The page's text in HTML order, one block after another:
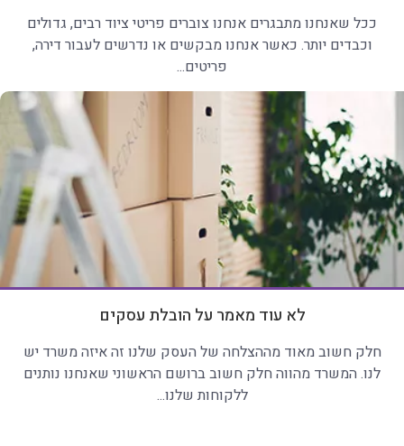
ככל שאנחנו מתבגרים אנחנו צוברים פריטי ציוד רבים, גדולים
וכבדים יותר. כאשר אנחנו מבקשים או נדרשים לעבור דירה,
פריטים...
לא עוד מאמר על הובלת עסקים
חלק חשוב מאוד מההצלחה של העסק שלנו זה איזה משרד יש
לנו. המשרד מהווה חלק חשוב ברושם הראשוני שאנחנו נותנים
ללקוחות שלנו...